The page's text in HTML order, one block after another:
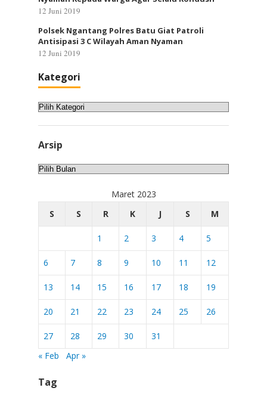
12 Juni 2019
Polsek Ngantang Polres Batu Giat Patroli
Antisipasi 3 C Wilayah Aman Nyaman
12 Juni 2019
Kategori
Kategori
Arsip
Arsip
Maret 2023
S
S R K J S M
1 2 3 4 5
6 7 8 9 10 11 12
13 14 15 16 17 18 19
20 21 22 23 24 25 26
27 28 29 30
31
« Feb
Apr »
Tag